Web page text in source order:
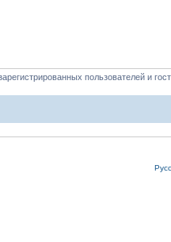
пользователей и